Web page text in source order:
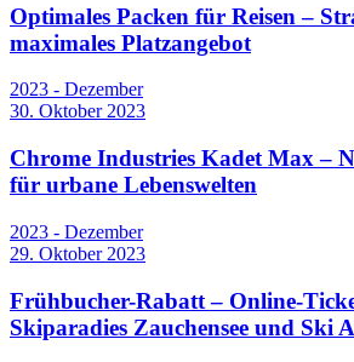
Optimales Packen für Reisen –
maximales Platzangebot
2023 - Dezember
30. Oktober 2023
Chrome Industries Kadet Max –
für urbane Lebenswelten
2023 - Dezember
29. Oktober 2023
Frühbucher-Rabatt – Online-
Skiparadies Zauchensee und Ski